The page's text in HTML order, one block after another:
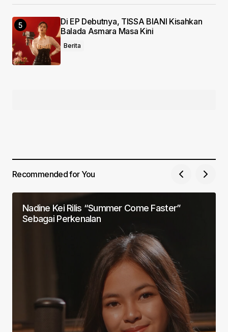
Di EP Debutnya, TISSA BIANI Kisahkan
Balada Asmara Masa Kini
Berita
Recommended for You
Nadine Kei Rilis “Summer Come Faster”
Sebagai Perkenalan